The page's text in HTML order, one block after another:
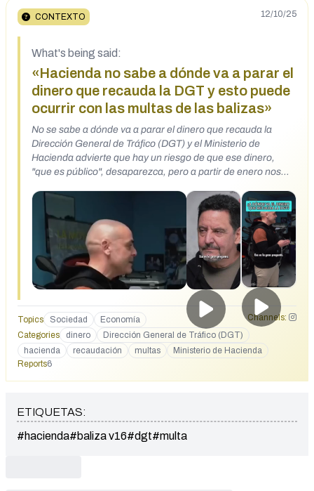
CONTEXTO 12/10/25
What's being said:
«Hacienda no sabe a dónde va a parar el
dinero que recauda la DGT y esto puede
ocurrir con las multas de las balizas»
No se sabe a dónde va a parar el dinero que recauda la
Dirección General de Tráfico (DGT) y el Ministerio de
Hacienda advierte que hay un riesgo de que ese dinero,
"que es público", desaparezca, pero a partir de enero nos
https://www.instagram.com/reel/DSCeGyGDEIk/
Topics Sociedad Economía
Channels:
Categories
dinero
Dirección General de Tráfico (DGT)
hacienda
recaudación multas
Ministerio de Hacienda
Reports6
ETIQUETAS:
#hacienda#baliza v16#dgt#multa